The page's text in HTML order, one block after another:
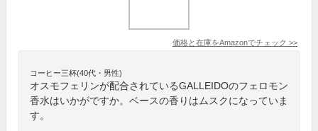
価格と在庫をAmazonでチェック >>
コーヒー三杯(40代・男性)
オスモフェリンが配合されているGALLEIDOのフェロモン
香水はいかがですか。ベースの香りはムスクになっていま
す。